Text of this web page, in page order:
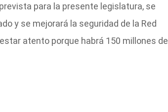
para la presente legislatura, se
y se mejorará la seguridad de la Red
atento porque habrá 150 millones de